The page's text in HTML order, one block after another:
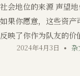
社会地位的来源 声望
如果你愿意，这些资
反映了你作为队友的
2024年4月3日 杂